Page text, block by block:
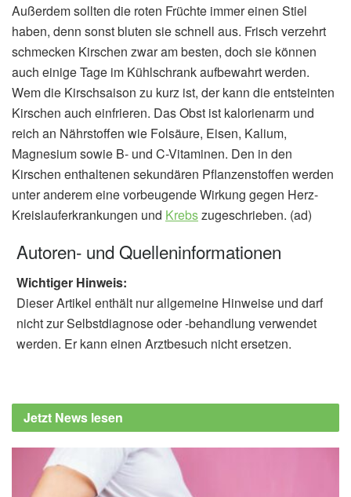
Außerdem sollten die roten Früchte immer einen Stiel
haben, denn sonst bluten sie schnell aus. Frisch verzehrt
schmecken Kirschen zwar am besten, doch sie können
auch einige Tage im Kühlschrank aufbewahrt werden.
Wem die Kirschsaison zu kurz ist, der kann die entsteinten
Kirschen auch einfrieren. Das Obst ist kalorienarm und
reich an Nährstoffen wie Folsäure, Eisen, Kalium,
Magnesium sowie B- und C-Vitaminen. Den in den
Kirschen enthaltenen sekundären Pflanzenstoffen werden
unter anderem eine vorbeugende Wirkung gegen Herz-
Kreislauferkrankungen und Krebszugeschrieben. (ad)
Autoren- und Quelleninformationen
Wichtiger Hinweis:
Dieser Artikel enthält nur allgemeine Hinweise und darf
nicht zur Selbstdiagnose oder -behandlung verwendet
werden. Er kann einen Arztbesuch nicht ersetzen.
Jetzt News lesen